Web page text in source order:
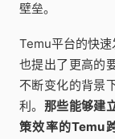
壁垒。
Temu平台的快
也提出了更高的
不断变化的背景
利。 那些能够建
策效率的Temu